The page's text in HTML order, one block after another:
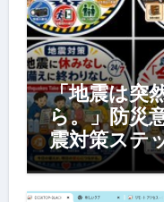
「地震は突
ら。」防災
震対策ステ